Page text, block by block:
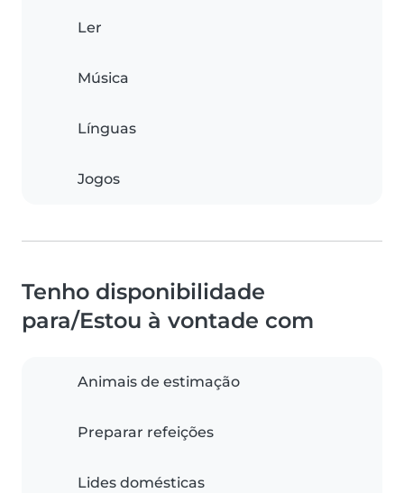
Ler
Música
Línguas
Jogos
Tenho disponibilidade
para/Estou à vontade com
Animais de estimação
Preparar refeições
Lides domésticas